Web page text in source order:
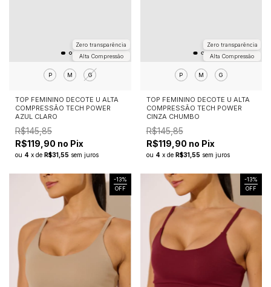
Alta Compressão
Zero transparência
P M G
TOP FEMININO DECOTE U ALTA
COMPRESSÃO TECH POWER
AZUL CLARO
R$145,85
R$119,90 no Pix
ou 4 x de R$31,55 sem juros
Alta Compressão
Zero transparência
P M G
TOP FEMININO DECOTE U ALTA
COMPRESSÃO TECH POWER
CINZA CHUMBO
R$145,85
R$119,90 no Pix
ou 4 x de R$31,55 sem juros
-13%
OFF
-13%
OFF